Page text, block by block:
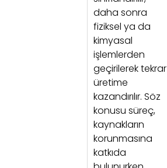
daha sonra
fiziksel ya da
kimyasal
işlemlerden
geçirilerek tekrar
üretime
kazandırılır. Söz
konusu süreç,
kaynakların
korunmasına
katkıda